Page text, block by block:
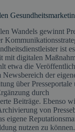
Wandels gewinnt
ist
mit digitalen
etwa die
Newsbereich der
über Presseportale
durch
Beiträge. Ebenso
von
eigene
nutzen zu können.